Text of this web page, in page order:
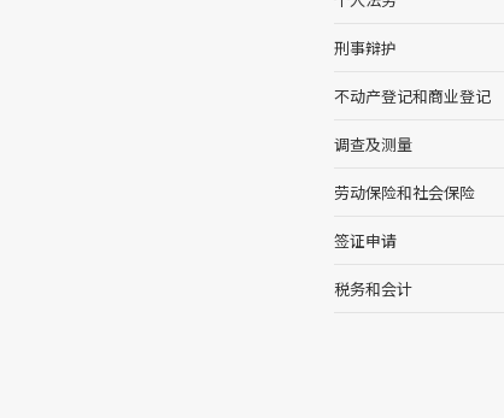
刑事辩护
不动产登记和商业登记
调查及测量
劳动保险和社会保险
签证申请
税务和会计